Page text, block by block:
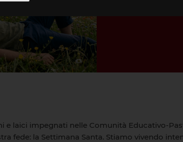
e laici impegnati nelle Comunità Educativo-
fede: la Settimana Santa. Stiamo vivendo